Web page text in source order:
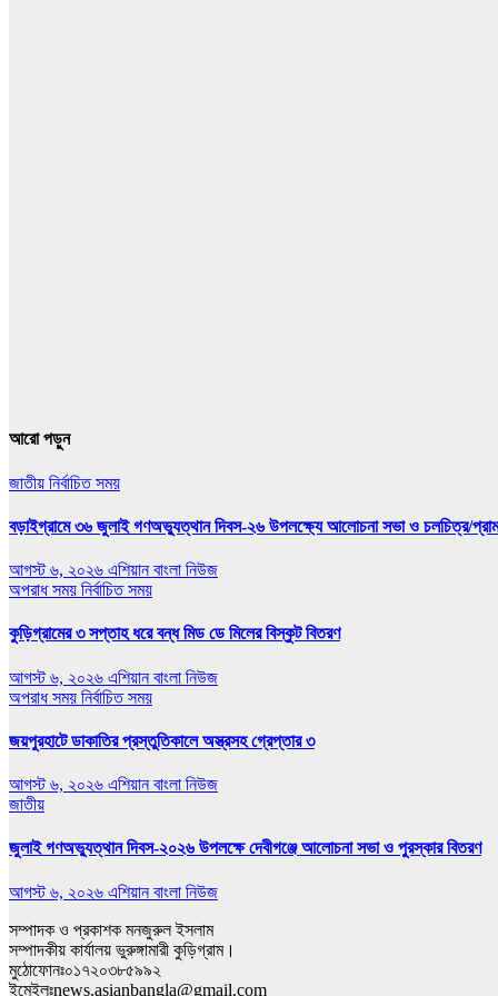
আরো পড়ুন
জাতীয় নির্বাচিত সময়
বড়াইগ্রামে ৩৬ জুলাই গণঅভ্যুত্থান দিবস-২৬ উপলক্ষ্যে আলোচনা সভা ও চলচিত্র/
আগস্ট ৬, ২০২৬ এশিয়ান বাংলা নিউজ
অপরাধ সময় নির্বাচিত সময়
কুড়িগ্রামের ৩ সপ্তাহ ধরে বন্ধ মিড ডে মিলের বিস্কুট বিতরণ
আগস্ট ৬, ২০২৬ এশিয়ান বাংলা নিউজ
অপরাধ সময় নির্বাচিত সময়
জয়পুরহাটে ডাকাতির প্রস্তুতিকালে অস্ত্রসহ গ্রেপ্তার ৩
আগস্ট ৬, ২০২৬ এশিয়ান বাংলা নিউজ
জাতীয়
জুলাই গণঅভ্যুত্থান দিবস-২০২৬ উপলক্ষে দেবীগঞ্জে আলোচনা সভা ও পুরস্কার বিতরণ
আগস্ট ৬, ২০২৬ এশিয়ান বাংলা নিউজ
সম্পাদক ও প্রকাশক মনজুরুল ইসলাম
সম্পাদকীয় কার্যালয় ভুরুঙ্গামারী কুড়িগ্রাম।
মুঠোফোনঃ০১৭২০৩৮৫৯৯২
ইমেইলঃnews.asianbangla@gmail.com